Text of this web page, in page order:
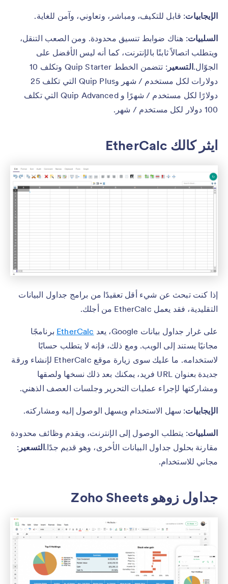
الإيجابيات: قابل للتكيف، ومباشر، وتعاوني، وآمن للغاية.
السلبيات: هناك ضوابط تنسيق محدودة. ومن الصعب التنقل،
ويتطلب اتصالاً ثابتًا بالإنترنت، كما أنه ليس الأفضل على
الجوّال.التسعير
: تتضمن الخطط Quip Starter وتكلف 10
دولارات لكل مستخدم / شهر وQuip Plus التي تكلف 25
دولارًا لكل مستخدم / شهرًا و Quip Advanced التي تكلف
100 دولار لكل مستخدم / شهر.
ايثر كالك EtherCalc
إذا كنت تبحث عن شيء أقل تعقيدًا من برامج جداول البيانات
التقليدية، فقد يعمل EtherCalc من أجلك.
على غرار جداول بيانات Google، يعد EtherCalc برنامجًا
مجانيًا يستند إلى الويب. ومع ذلك، فإنه لا يتطلب حسابًا
لاستخدامه. ما عليك سوى زيارة موقع EtherCalc لإنشاء ورقة
جديدة بعنوان URL فريد، يمكنك بعد ذلك نسخها ولصقها
ومشاركتها لإجراء عمليات التحرير وجلسات العصف الذهني.
الإيجابيات: سهل الاستخدام ويسهل الوصول إليه ومشاركته.
السلبيات: يتطلب الوصول إلى الإنترنت، ويقدم وظائف محدودة
مقارنة بحلول جداول البيانات الأخرى، وهو قديم جدًا.التسعير :
مجاني للاستخدام.
جداول زوهو Zoho Sheets